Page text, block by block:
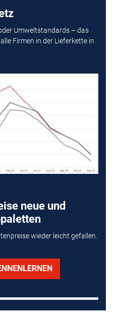
Umweltstandards – das
Firmen in der Lieferkette in
neue und
wieder leicht gefallen.